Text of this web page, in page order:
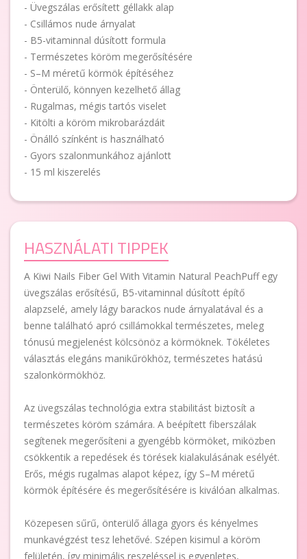
- Üvegszálas erősített géllakk alap
- Csillámos nude árnyalat
- B5-vitaminnal dúsított formula
- Természetes köröm megerősítésére
- S–M méretű körmök építéséhez
- Önterülő, könnyen kezelhető állag
- Rugalmas, mégis tartós viselet
- Kitölti a köröm mikrobarázdáit
- Önálló színként is használható
- Gyors szalonmunkához ajánlott
- 15 ml kiszerelés
HASZNÁLATI TIPPEK
A Kiwi Nails Fiber Gel With Vitamin Natural PeachPuff egy
üvegszálas erősítésű, B5-vitaminnal dúsított építő
alapzselé, amely lágy barackos nude árnyalatával és a
benne található apró csillámokkal természetes, meleg
tónusú megjelenést kölcsönöz a körmöknek. Tökéletes
választás elegáns manikűrökhöz, természetes hatású
szalonkörmökhöz.
Az üvegszálas technológia extra stabilitást biztosít a
természetes köröm számára. A beépített fiberszálak
segítenek megerősíteni a gyengébb körmöket, miközben
csökkentik a repedések és törések kialakulásának esélyét.
Erős, mégis rugalmas alapot képez, így S–M méretű
körmök építésére és megerősítésére is kiválóan alkalmas.
Közepesen sűrű, önterülő állaga gyors és kényelmes
munkavégzést tesz lehetővé. Szépen kisimul a köröm
felületén, így minimális reszeléssel is egyenletes,